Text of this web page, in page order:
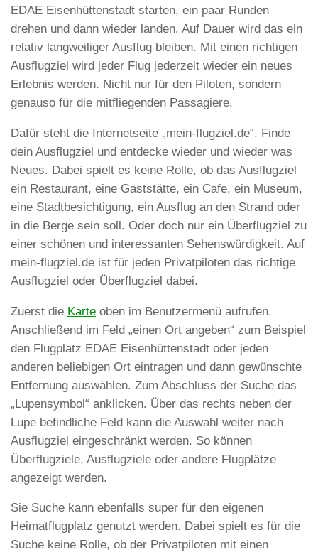
EDAE Eisenhüttenstadt starten, ein paar Runden
drehen und dann wieder landen. Auf Dauer wird das ein
relativ langweiliger Ausflug bleiben. Mit einen richtigen
Ausflugziel wird jeder Flug jederzeit wieder ein neues
Erlebnis werden. Nicht nur für den Piloten, sondern
genauso für die mitfliegenden Passagiere.
Dafür steht die Internetseite „mein-flugziel.de“. Finde
dein Ausflugziel und entdecke wieder und wieder was
Neues. Dabei spielt es keine Rolle, ob das Ausflugziel
ein Restaurant, eine Gaststätte, ein Cafe, ein Museum,
eine Stadtbesichtigung, ein Ausflug an den Strand oder
in die Berge sein soll. Oder doch nur ein Überflugziel zu
einer schönen und interessanten Sehenswürdigkeit. Auf
mein-flugziel.de ist für jeden Privatpiloten das richtige
Ausflugziel oder Überflugziel dabei.
Zuerst die Karte oben im Benutzermenü aufrufen.
Anschließend im Feld „einen Ort angeben“ zum Beispiel
den Flugplatz EDAE Eisenhüttenstadt oder jeden
anderen beliebigen Ort eintragen und dann gewünschte
Entfernung auswählen. Zum Abschluss der Suche das
„Lupensymbol“ anklicken. Über das rechts neben der
Lupe befindliche Feld kann die Auswahl weiter nach
Ausflugziel eingeschränkt werden. So können
Überflugziele, Ausflugziele oder andere Flugplätze
angezeigt werden.
Sie Suche kann ebenfalls super für den eigenen
Heimatflugplatz genutzt werden. Dabei spielt es für die
Suche keine Rolle, ob der Privatpiloten mit einen